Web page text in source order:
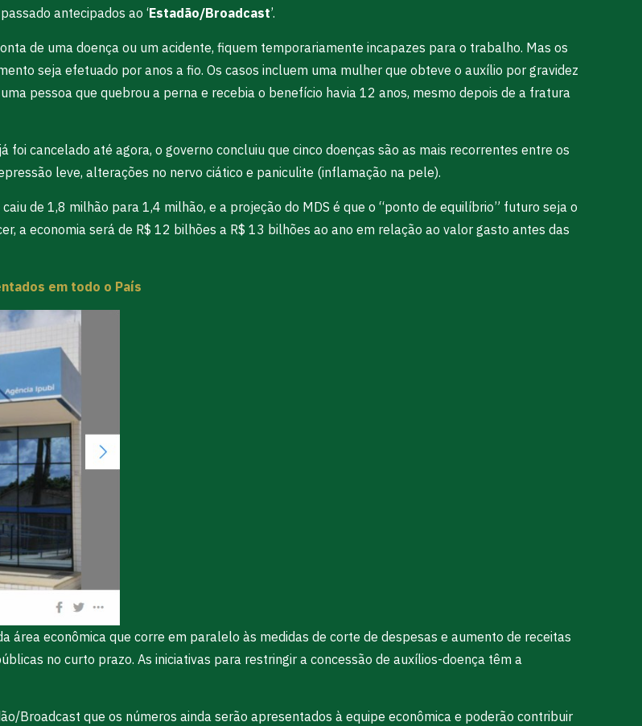
antecipados ao ‘Estadão/Broadcast’.
de uma doença ou um acidente, fiquem temporariamente incapazes para o trabalho. Mas os
seja efetuado por anos a fio. Os casos incluem uma mulher que obteve o auxílio por gravidez
pessoa que quebrou a perna e recebia o benefício havia 12 anos, mesmo depois de a fratura
cancelado até agora, o governo concluiu que cinco doenças são as mais recorrentes entre os
leve, alterações no nervo ciático e paniculite (inflamação na pele).
de 1,8 milhão para 1,4 milhão, e a projeção do MDS é que o “ponto de equilíbrio” futuro seja o
a economia será de R$ 12 bilhões a R$ 13 bilhões ao ano em relação ao valor gasto antes das
em todo o País
área econômica que corre em paralelo às medidas de corte de despesas e aumento de receitas
no curto prazo. As iniciativas para restringir a concessão de auxílios-doença têm a
Broadcast que os números ainda serão apresentados à equipe econômica e poderão contribuir